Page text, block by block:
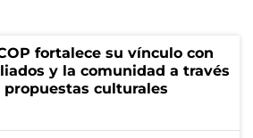
fortalece su vínculo con
y la comunidad a través
propuestas culturales